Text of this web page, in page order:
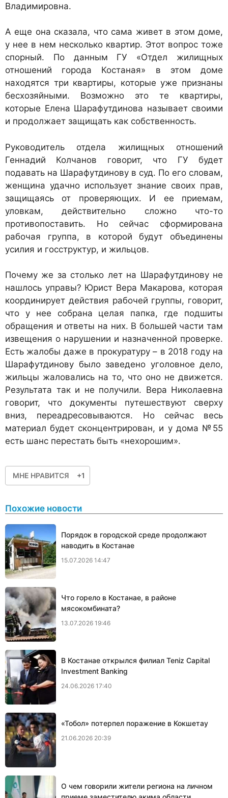
Владимировна.
А еще она сказала, что сама живет в этом доме,
у нее в нем несколько квартир. Этот вопрос тоже
спорный. По данным ГУ «Отдел жилищных
отношений города Костаная» в этом доме
находятся три квартиры, которые уже признаны
бесхозяйными. Возможно это те квартиры,
которые Елена Шарафутдинова называет своими
и продолжает защищать как собственность.
Руководитель отдела жилищных отношений
Геннадий Колчанов говорит, что ГУ будет
подавать на Шарафутдинову в суд. По его словам,
женщина удачно использует знание своих прав,
защищаясь от проверяющих. И ее приемам,
уловкам, действительно сложно что-то
противопоставить. Но сейчас сформирована
рабочая группа, в которой будут объединены
усилия и госструктур, и жильцов.
Почему же за столько лет на Шарафутдинову не
нашлось управы? Юрист Вера Макарова, которая
координирует действия рабочей группы, говорит,
что у нее собрана целая папка, где подшиты
обращения и ответы на них. В большей части там
извещения о нарушении и назначенной проверке.
Есть жалобы даже в прокуратуру – в 2018 году на
Шарафутдинову было заведено уголовное дело,
жильцы жаловались на то, что оно не движется.
Результата так и не получили. Вера Николаевна
говорит, что документы путешествуют сверху
вниз, переадресовываются. Но сейчас весь
материал будет сконцентрирован, и у дома №55
есть шанс перестать быть «нехорошим».
МНЕ НРАВИТСЯ +1
Похожие новости
Порядок в городской среде продолжают
наводить в Костанае
15.07.2026 14:47
Что горело в Костанае, в районе
мясокомбината?
13.07.2026 19:46
В Костанае открылся филиал Teniz Capital
Investment Banking
24.06.2026 17:40
«Тобол» потерпел поражение в Кокшетау
21.06.2026 20:39
О чем говорили жители региона на личном